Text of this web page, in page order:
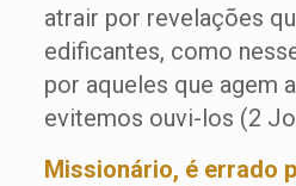
atrair por revelações
edificantes, como
por aqueles que agem
evitemos ouvi-los (2
Missionário, é errado